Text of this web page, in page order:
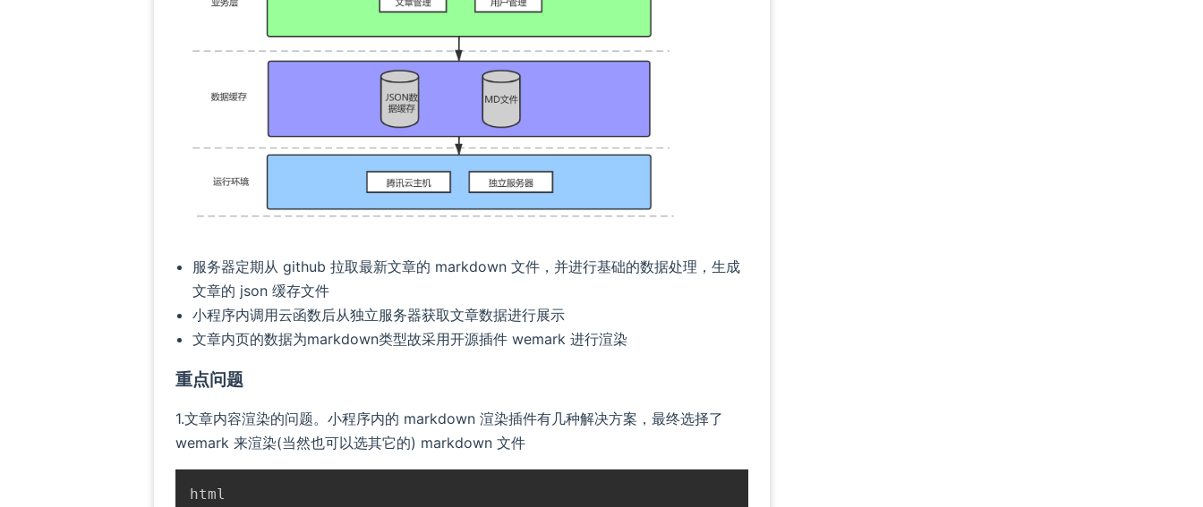
服务器定期从 github 拉取最新文章的 markdown 文件，并进行基础的数据处理，生成
文章的 json 缓存文件
小程序内调用云函数后从独立服务器获取文章数据进行展示
文章内页的数据为markdown类型故采用开源插件 wemark 进行渲染
重点问题
1.文章内容渲染的问题。小程序内的 markdown 渲染插件有几种解决方案，最终选择了
wemark 来渲染(当然也可以选其它的) markdown 文件